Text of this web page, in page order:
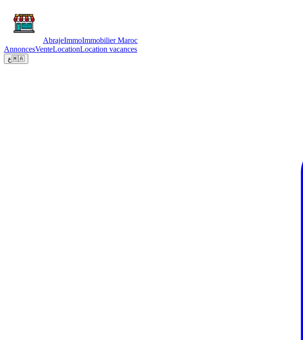
AbrajeImmoImmobilier Maroc
AnnoncesVenteLocationLocation vacances
ع🇲🇦